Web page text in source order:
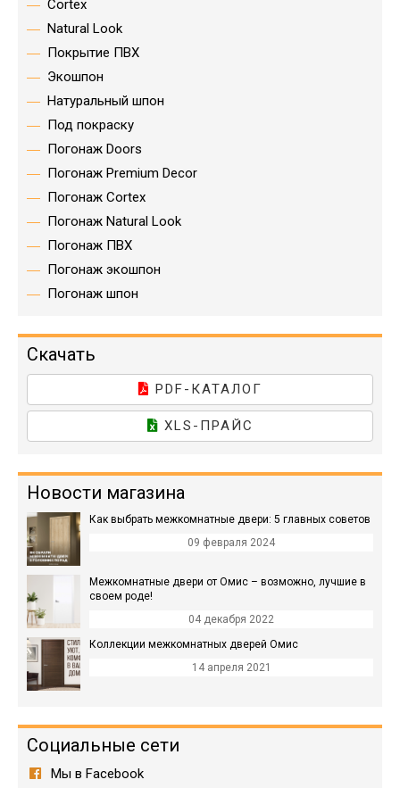
Cortex
Natural Look
Покрытие ПВХ
Экошпон
Натуральный шпон
Под покраску
Погонаж Doors
Погонаж Premium Decor
Погонаж Cortex
Погонаж Natural Look
Погонаж ПВХ
Погонаж экошпон
Погонаж шпон
Скачать
PDF-КАТАЛОГ
XLS-ПРАЙС
Новости магазина
Как выбрать межкомнатные двери: 5 главных советов
09 февраля 2024
Межкомнатные двери от Омис – возможно, лучшие в
своем роде!
04 декабря 2022
Коллекции межкомнатных дверей Омис
14 апреля 2021
Социальные сети
Мы в Facebook